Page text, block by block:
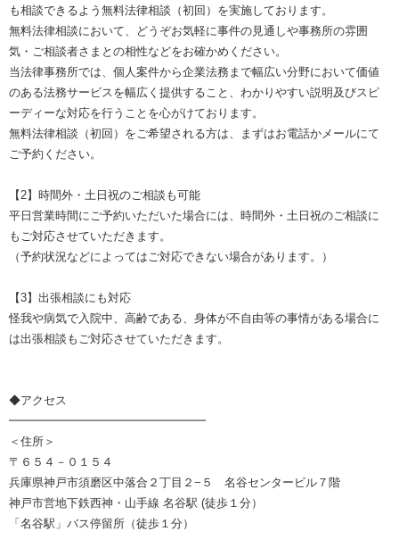
も相談できるよう無料法律相談（初回）を実施しております。
無料法律相談において、どうぞお気軽に事件の見通しや事務所の雰囲
気・ご相談者さまとの相性などをお確かめください。
当法律事務所では、個人案件から企業法務まで幅広い分野において価値
のある法務サービスを幅広く提供すること、わかりやすい説明及びスピ
ーディーな対応を行うことを心がけております。
無料法律相談（初回）をご希望される方は、まずはお電話かメールにて
ご予約ください。
【2】時間外・土日祝のご相談も可能
平日営業時間にご予約いただいた場合には、時間外・土日祝のご相談に
もご対応させていただきます。
（予約状況などによってはご対応できない場合があります。）
【3】出張相談にも対応
怪我や病気で入院中、高齢である、身体が不自由等の事情がある場合に
は出張相談もご対応させていただきます。
◆アクセス
━━━━━━━━━━━━━━━━━
＜住所＞
〒６５４－０１５４
兵庫県神戸市須磨区中落合２丁目２−５ 名谷センタービル７階
神戸市営地下鉄西神・山手線 名谷駅 (徒歩１分）
「名谷駅」バス停留所（徒歩１分）